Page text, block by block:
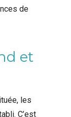
de
et
les
C’est